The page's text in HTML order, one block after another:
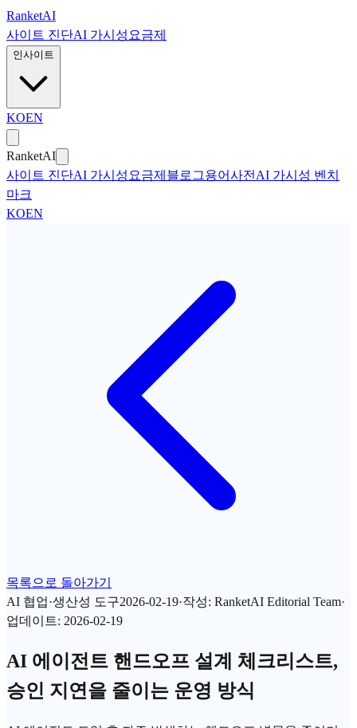
본문으로 건너뛰기
RanketAI
사이트 진단AI 가시성 요금제
인사이트
KOEN
RanketAI
사이트 진단AI 가시성 요금제 블로그용어사전 AI 가시성 벤치
마크
KOEN
목록으로 돌아가기
AI 협업·생산성 도구2026-02-19·작성: RanketAI Editorial Team·
업데이트: 2026-02-19
AI 에이전트 핸드오프 설계 체크리스트,
승인 지연을 줄이는 운영 방식